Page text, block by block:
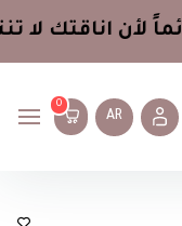
لأن اناقتك لا
AR
0